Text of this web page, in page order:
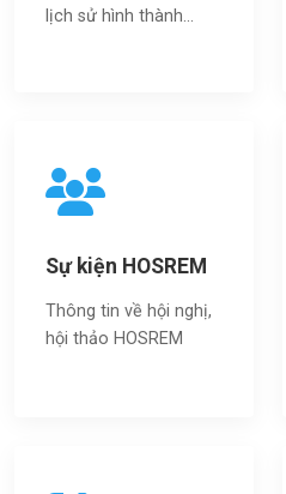
lịch sử hình thành...
Sự kiện HOSREM
Thông tin về hội nghị,
hội thảo HOSREM